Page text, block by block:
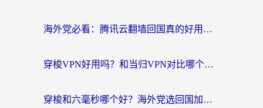
海外党必看：腾讯云翻墙回国真的好用吗？+ 3步选对回国加速器指南
穿梭VPN好用吗？和当归VPN对比哪个回国效果更好？海外党亲测实用指南
穿梭和六毫秒哪个好？海外党选回国加速器的避坑指南，附番茄加速器实测